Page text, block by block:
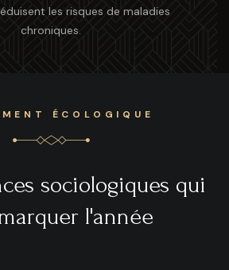
les risques de maladies
chroniques.
ÉCOLOGIQUE
sociologiques qui
l'année